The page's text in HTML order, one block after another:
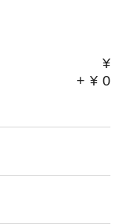
¥
+ ¥ 0